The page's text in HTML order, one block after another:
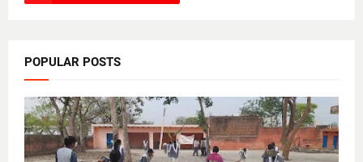
POPULAR POSTS